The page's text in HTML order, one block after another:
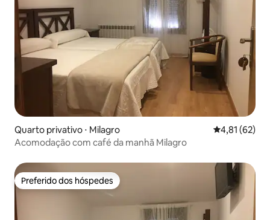
Quarto privativo ⋅ Milagro 4,81 de uma
4,81 (62)
Acomodação com café da manhã Milagro
Preferido dos hóspedes
Preferido dos hóspedes